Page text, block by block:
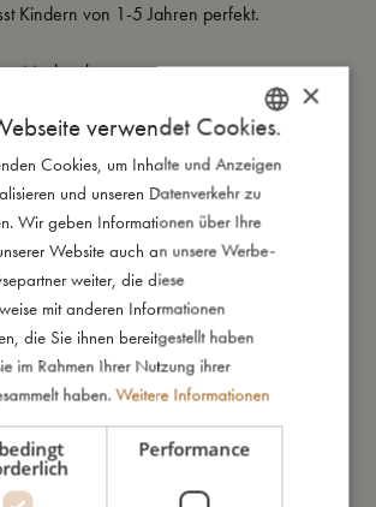
Kindern von 1-5 Jahren perfekt.
Merkmale:
Einheitsgröße von 1-5 Jahren.
Bio-Baumwolle.
von CERES-0300.
pflegen
DANISH
ENGLISH
GERMAN
×
verwendet Cookies.
Cookies, um Inhalte und Anzeigen
und unseren Datenverkehr zu
Wir geben Informationen über Ihre
Website auch an unsere Werbe-
weiter, die diese
mit anderen Informationen
die Sie ihnen bereitgestellt haben
im Rahmen Ihrer Nutzung ihrer
haben. Weitere Informationen
Performance